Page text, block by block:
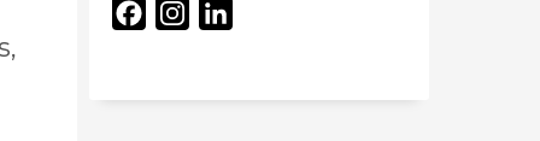
FacebookInstagram